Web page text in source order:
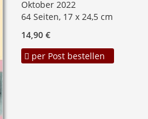
Oktober 2022
64 Seiten, 17 x 24,5 cm
14,90 €
per Post bestellen